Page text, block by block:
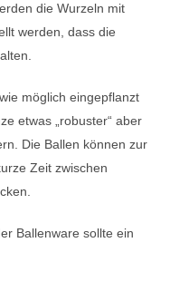
die Wurzeln mit
werden, dass die
möglich eingepflanzt
etwas „robuster“ aber
Die Ballen können zur
Zeit zwischen
Ballenware sollte ein